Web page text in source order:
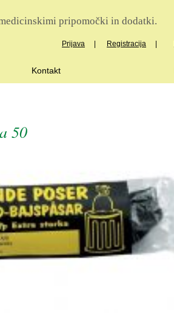
pripomočki in dodatki.
Prijava Registracija
Kontakt
50